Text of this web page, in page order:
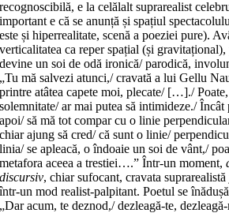
recognoscibilă, e la celălalt suprarealist
important e că se anunță și spațiul
este și hiperrealitate, scenă a poeziei pure).
verticalitatea ca reper spațial (și
devine un soi de odă ironică/ parodică,
„Tu mă salvezi atunci,/ cravată a lui Gellu
printre atâtea capete moi, plecate/ […]./
solemnitate/ ar mai putea să intimideze./ Încât
apoi/ să mă tot compar cu o linie
chiar ajung să cred/ că sunt o linie/
linia/ se apleacă, o îndoaie un soi de vânt,/
metafora aceea a trestiei….” Într-un moment,
discursiv, chiar sufocant, cravata
într-un mod realist-palpitant. Poetul se
„Dar acum, te deznod,/ dezleagă-te,